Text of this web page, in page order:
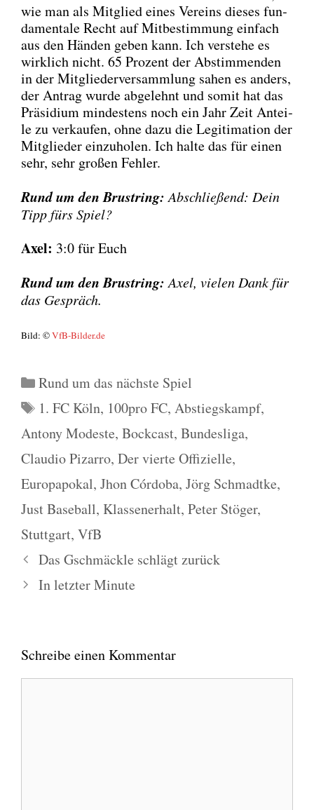
wie man als Mit­glied eines Ver­eins die­ses fun­
da­men­ta­le Recht auf Mit­be­stim­mung ein­fach
aus den Hän­den geben kann. Ich ver­ste­he es
wirk­lich nicht. 65 Pro­zent der Abstim­men­den
in der Mit­glie­der­ver­samm­lung sahen es anders,
der Antrag wur­de abge­lehnt und somit hat das
Prä­si­di­um min­des­tens noch ein Jahr Zeit Antei­
le zu ver­kau­fen, ohne dazu die Legi­ti­ma­ti­on der
Mit­glie­der ein­zu­ho­len. Ich hal­te das für einen
sehr, sehr gro­ßen Feh­ler.
Rund um den Brust­ring: Abschlie­ßend: Dein
Tipp fürs Spiel?
Axel: 3:0 für Euch
Rund um den Brust­ring: Axel, vie­len Dank für
das Gespräch.
Bild: ©VfB-Bilder.de
Kategorien
Rund um das nächste Spiel
Schlagwörter
1. FC Köln, 100pro FC, Abstiegskampf,
Antony Modeste, Bockcast, Bundesliga,
Claudio Pizarro, Der vierte Offizielle,
Europapokal, Jhon Córdoba, Jörg Schmadtke,
Just Baseball, Klassenerhalt, Peter Stöger,
Stuttgart, VfB
Das Gschmäckle schlägt zurück
In letzter Minute
Schreibe einen Kommentar
Kommentar